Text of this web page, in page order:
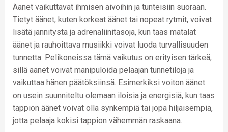
Äänet vaikuttavat ihmisen aivoihin ja tunteisiin suoraan.
Tietyt äänet, kuten korkeat äänet tai nopeat rytmit, voivat
lisätä jännitystä ja adrenaliinitasoja, kun taas matalat
äänet ja rauhoittava musiikki voivat luoda turvallisuuden
tunnetta. Pelikoneissa tämä vaikutus on erityisen tärkeä,
sillä äänet voivat manipuloida pelaajan tunnetiloja ja
vaikuttaa hänen päätöksiinsä. Esimerkiksi voiton äänet
on usein suunniteltu olemaan iloisia ja energisiä, kun taas
tappion äänet voivat olla synkempiä tai jopa hiljaisempia,
jotta pelaaja kokisi tappion vähemmän raskaana.